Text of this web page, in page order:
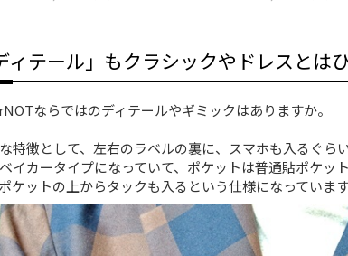
ィテール」もクラシックやドレスとは
ならではのディテールやギミックはありますか。
特徴として、左右のラベルの裏に、スマホも入るぐら
イカータイプになっていて、ポケットは普通貼ポケッ
ケットの上からタックも入るという仕様になっていま